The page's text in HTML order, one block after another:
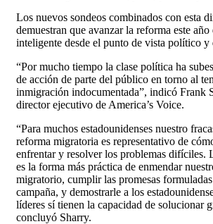
Los nuevos sondeos combinados con esta
demuestran que avanzar la reforma este año
inteligente desde el punto de vista político
“Por mucho tiempo la clase política ha
de acción de parte del público en torno al
inmigración indocumentada”, indicó Frank
director ejecutivo de America’s Voice.
“Para muchos estadounidenses nuestro
reforma migratoria es representativo de
enfrentar y resolver los problemas difíciles.
es la forma más práctica de enmendar
migratorio, cumplir las promesas
campaña, y demostrarle a los
líderes sí tienen la capacidad de solucionar
concluyó Sharry.